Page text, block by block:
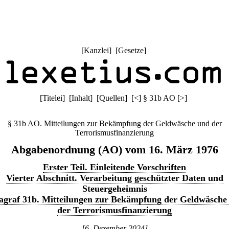
[Kanzlei] [Gesetze]
[Titelei] [Inhalt] [Quellen] [<] § 31b AO [>]
§ 31b AO. Mitteilungen zur Bekämpfung der Geldwäsche und der
Terrorismusfinanzierung
Abgabenordnung (AO) vom 16. März 1976
Erster Teil. Einleitende Vorschriften
Vierter Abschnitt. Verarbeitung geschützter Daten und
Steuergeheimnis
31b. Mitteilungen zur Bekämpfung der Geldwäsche
der Terrorismusfinanzierung